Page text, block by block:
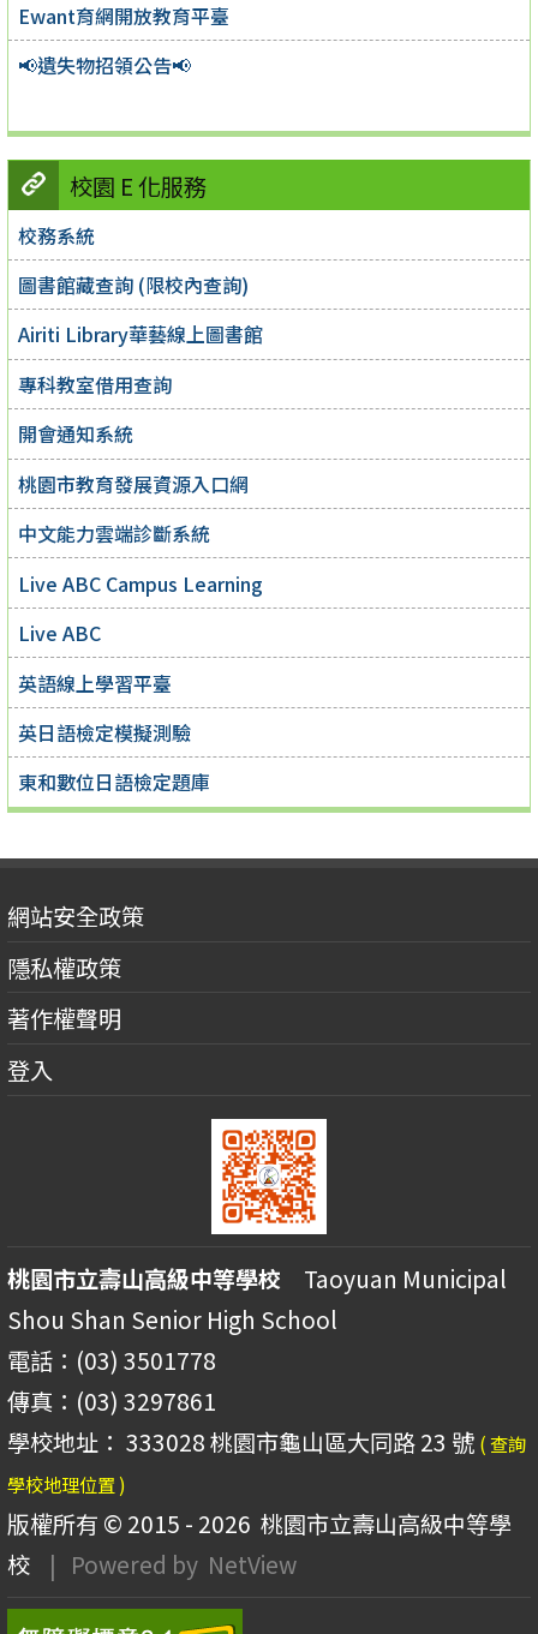
Ewant育網開放教育平臺
📢遺失物招領公告📢
校園 E 化服務
校務系統
圖書館藏查詢 (限校內查詢)
Airiti Library華藝線上圖書館
專科教室借用查詢
開會通知系統
桃園市教育發展資源入口網
中文能力雲端診斷系統
Live ABC Campus Learning
Live ABC
英語線上學習平臺
英日語檢定模擬測驗
東和數位日語檢定題庫
網站安全政策
隱私權政策
著作權聲明
登入
桃園市立壽山高級中等學校 Taoyuan Municipal
Shou Shan Senior High School
電話：(03) 3501778
傳真：(03) 3297861
學校地址： 333028 桃園市龜山區大同路 23 號 ( 查詢
學校地理位置 )
版權所有 © 2015 - 2026 桃園市立壽山高級中等學
校
| Powered by NetView